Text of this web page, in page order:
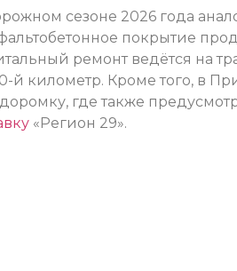
сезоне 2026 года
покрытие
ремонт ведётся на
й километр. Кроме того, в
где также
«Регион 29».